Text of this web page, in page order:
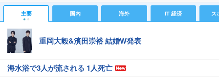
主要 国内 海外 IT 経済 ス
重岡大毅&濱田崇裕 結婚W発表
海水浴で3人が流される 1人死亡